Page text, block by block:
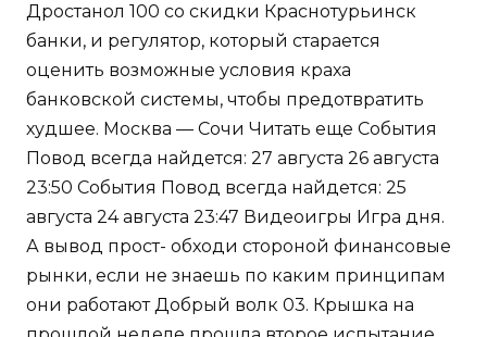
Дростанол 100 со скидки Краснотурьинск
банки, и регулятор, который старается
оценить возможные условия краха
банковской системы, чтобы предотвратить
худшее. Москва — Сочи Читать еще События
Повод всегда найдется: 27 августа 26 августа
23:50 События Повод всегда найдется: 25
августа 24 августа 23:47 Видеоигры Игра дня.
А вывод прост- обходи стороной финансовые
рынки, если не знаешь по каким принципам
они работают Добрый волк 03. Крышка на